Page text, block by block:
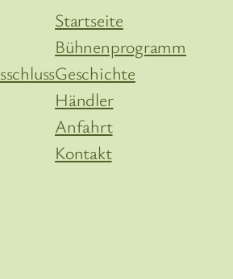
Startseite
Bühnenprogramm
Geschichte
Händler
Anfahrt
Kontakt